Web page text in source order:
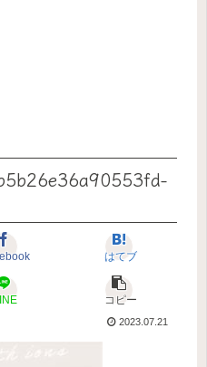
はてブ
コピー
2023.07.21